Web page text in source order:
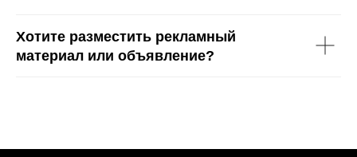
Хотите разместить рекламный
материал или объявление?